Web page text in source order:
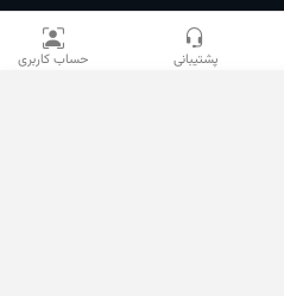
پشتیبانی حساب کاربری